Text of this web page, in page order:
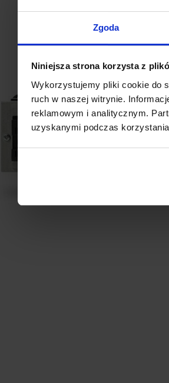
Zgoda
Niniejsza strona korzysta z
Wykorzystujemy pliki cookie do
ruch w naszej witrynie.
reklamowym i analitycznym.
uzyskanymi podczas